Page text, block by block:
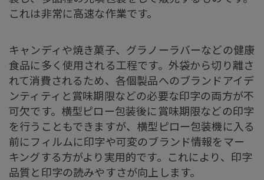
これは非常に高速な作業です。
キャンディや焼き菓子、グラノーラバーなどの健康
食品に多く使用される工程です。外袋から切り離さ
れて消費されるため、各個製品へのブランドアイデ
ンティティと賞味期限などの必要な印字の両方が不
可欠です。横型ピロー包装後に賞味期限などの印字
を行うこともできますが、横型ピロー包装機に入る
前にフィルムに印字や可変のブランド情報をマー
キングする方がより実用的です。これにより、印字
品質と印字の読みやすさが向上します。